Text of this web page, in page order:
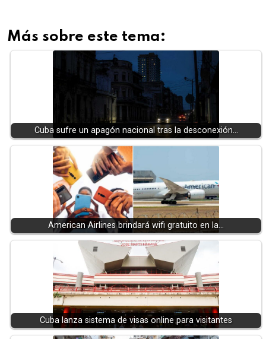
Más sobre este tema:
Cuba sufre un apagón nacional tras la desconexión…
American Airlines brindará wifi gratuito en la…
Cuba lanza sistema de visas online para visitantes